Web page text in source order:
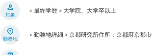
対象
＜最終学歴＞大学院、大学卒以上
勤務地
＜勤務地詳細＞京都研究所住所：京都府京都